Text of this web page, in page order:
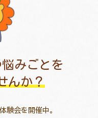
みごとを
んか？
験会を開催中。